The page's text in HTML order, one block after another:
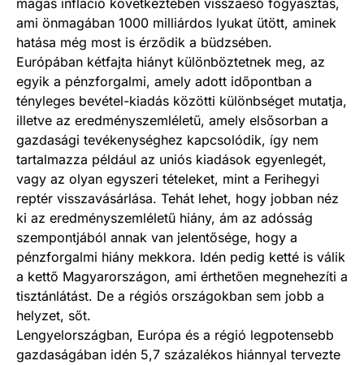
magas infláció következtében visszaeső fogyasztás,
ami önmagában 1000 milliárdos lyukat ütött, aminek
hatása még most is érződik a büdzsében.
Európában kétfajta hiányt különböztetnek meg, az
egyik a pénzforgalmi, amely adott időpontban a
tényleges bevétel-kiadás közötti különbséget mutatja,
illetve az eredményszemléletű, amely elsősorban a
gazdasági tevékenységhez kapcsolódik, így nem
tartalmazza például az uniós kiadások egyenlegét,
vagy az olyan egyszeri tételeket, mint a Ferihegyi
reptér visszavásárlása. Tehát lehet, hogy jobban néz
ki az eredményszemléletű hiány, ám az adósság
szempontjából annak van jelentősége, hogy a
pénzforgalmi hiány mekkora. Idén pedig ketté is válik
a kettő Magyarországon, ami érthetően megnehezíti a
tisztánlátást. De a régiós országokban sem jobb a
helyzet, sőt.
Lengyelországban, Európa és a régió legpotensebb
gazdaságában idén 5,7 százalékos hiánnyal tervezte